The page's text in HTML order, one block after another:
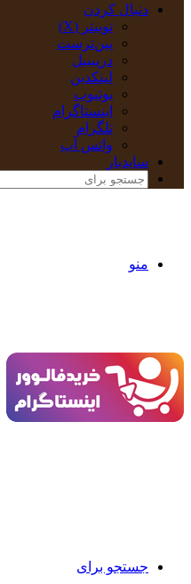
دنبال کردن
توییتر (X)
‫پین‌ترست
دریبببل
لینکدین
یوتیوب
اینستاگرام
تلگرام
واتس آپ
سایدبار
منو
جستجو برای